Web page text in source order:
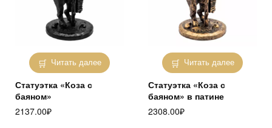
Читать далее
Статуэтка «Коза с
баяном»
2137.00₽
Читать далее
Статуэтка «Коза с
баяном» в патине
2308.00₽